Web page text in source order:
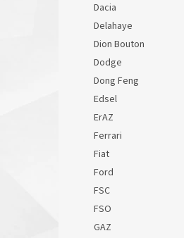
Dacia
Delahaye
Dion Bouton
Dodge
Dong Feng
Edsel
ErAZ
Ferrari
Fiat
Ford
FSC
FSO
GAZ